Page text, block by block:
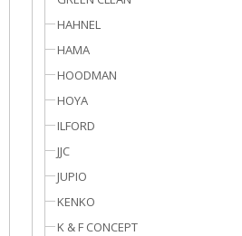
HAHNEL
HAMA
HOODMAN
HOYA
ILFORD
JJC
JUPIO
KENKO
K & F CONCEPT